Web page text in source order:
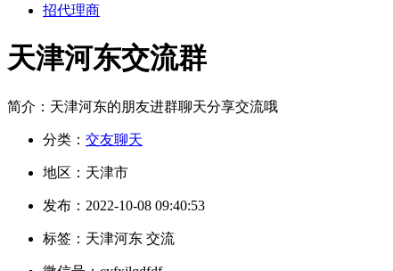
招代理商
天津河东交流群
简介： 天津河东的朋友进群聊天分享交流哦
分类： 交友聊天
地区： 天津市
发布： 2022-10-08 09:40:53
标签： 天津河东 交流